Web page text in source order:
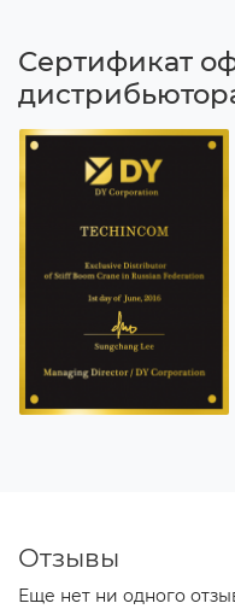
Сертификат
Отзывы
Еще нет ни одного